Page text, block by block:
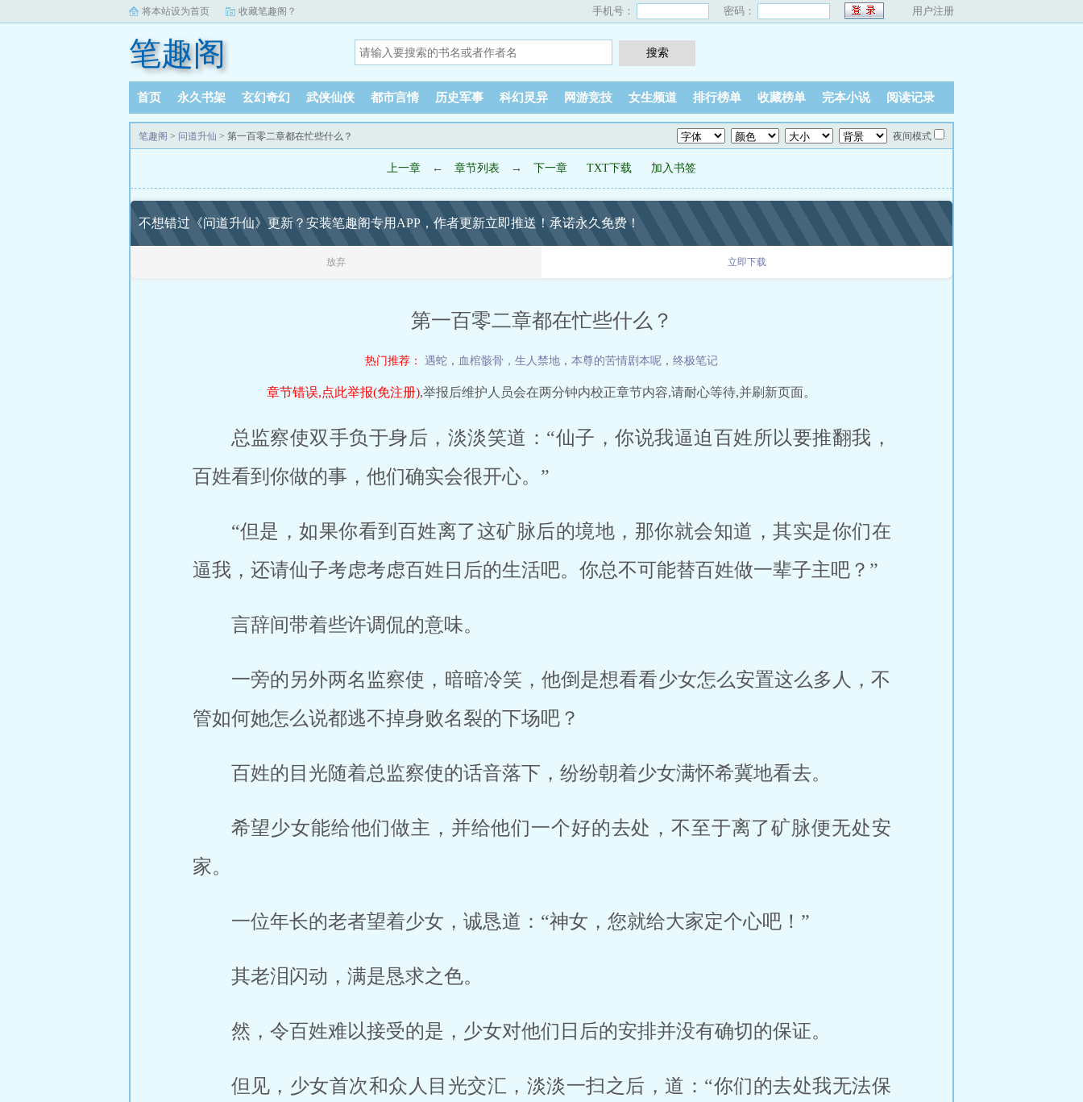
将本站设为首页 收藏笔趣阁？ 手机号： 密码： 用户注册
笔趣阁
首页 永久书架 玄幻奇幻 武侠仙侠 都市言情 历史军事 科幻灵异 网游竞技 女生频道 排行榜单 收藏榜单 完本小说 阅读记录
笔趣阁 > 问道升仙 > 第一百零二章都在忙些什么？ 夜间模式
上一章 ← 章节列表 → 下一章 TXT下载 加入书签
不想错过《问道升仙》更新？安装笔趣阁专用APP，作者更新立即推送！承诺永久免费！
放弃 立即下载
第一百零二章都在忙些什么？
热门推荐： 遇蛇 ， 血棺骸骨，生人禁地 ， 本尊的苦情剧本呢 ， 终极笔记
章节错误,点此举报(免注册),举报后维护人员会在两分钟内校正章节内容,请耐心等待,并刷新页面。
总监察使双手负于身后，淡淡笑道：“仙子，你说我逼迫百姓所以要推翻我，
百姓看到你做的事，他们确实会很开心。”
“但是，如果你看到百姓离了这矿脉后的境地，那你就会知道，其实是你们在
逼我，还请仙子考虑考虑百姓日后的生活吧。你总不可能替百姓做一辈子主吧？”
言辞间带着些许调侃的意味。
一旁的另外两名监察使，暗暗冷笑，他倒是想看看少女怎么安置这么多人，不
管如何她怎么说都逃不掉身败名裂的下场吧？
百姓的目光随着总监察使的话音落下，纷纷朝着少女满怀希冀地看去。
希望少女能给他们做主，并给他们一个好的去处，不至于离了矿脉便无处安
家。
一位年长的老者望着少女，诚恳道：“神女，您就给大家定个心吧！”
其老泪闪动，满是恳求之色。
然，令百姓难以接受的是，少女对他们日后的安排并没有确切的保证。
但见，少女首次和众人目光交汇，淡淡一扫之后，道：“你们的去处我无法保